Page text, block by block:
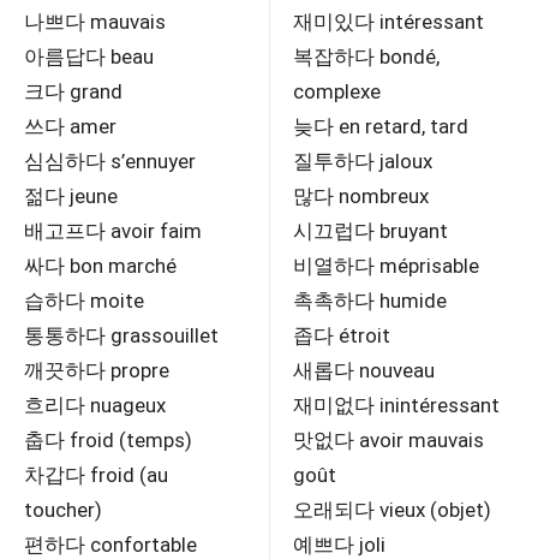
나쁘다 mauvais
아름답다 beau
크다 grand
쓰다 amer
심심하다 s’ennuyer
젊다 jeune
배고프다 avoir faim
싸다 bon marché
습하다 moite
통통하다 grassouillet
깨끗하다 propre
흐리다 nuageux
춥다 froid (temps)
차갑다 froid (au
toucher)
편하다 confortable
재미있다 intéressant
복잡하다 bondé,
complexe
늦다 en retard, tard
질투하다 jaloux
많다 nombreux
시끄럽다 bruyant
비열하다 méprisable
촉촉하다 humide
좁다 étroit
새롭다 nouveau
재미없다 inintéressant
맛없다 avoir mauvais
goût
오래되다 vieux (objet)
예쁘다 joli